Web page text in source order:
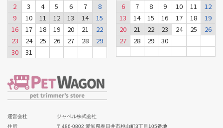
2
3 4 5 6 7
8
9
10 11 12 13 14
15
16
17 18 19 20 21
22
23
24 25 26 27 28
29
30
31
6
7 8 9 10 11
12
13
14 15 16 17 18
19
20
21 22 23 24 25
26
27
28 29 30
運営会社
ジャペル株式会社
住所
〒486-0802 愛知県春日井市桃山町3丁目105番地